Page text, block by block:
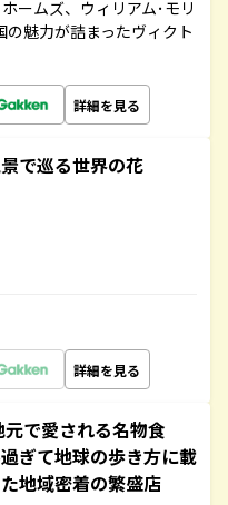
ームズ、ウィリアム･モリ
の魅力が詰まったヴィクト
詳細を見る
で巡る世界の花
詳細を見る
で愛される名物食
ぎて地球の歩き方に載
地域密着の繁盛店